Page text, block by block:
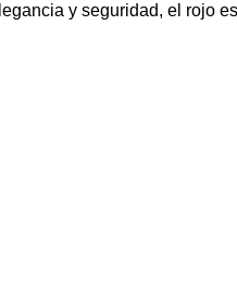
y seguridad, el rojo